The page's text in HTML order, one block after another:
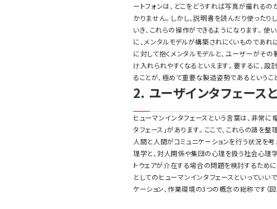
ートフォンは、どこをどうすれば写真が撮れる
かりません。しかし、説明書を読んだり使った
いき、これらの操作ができるようになります。使
に、メンタルモデルが構築されにくいものであ
に対して抱くメンタルモデルと、ユーザーがそ
け入れられやすくなるといえます。要するに、
ることが、極めて重要な製造姿勢であるというこ
2. ユーザインタフェース
ヒューマンインタフェースという言葉は、非常に
タフェース」があります。ここで、これらの語を整
人間と人間がコミュニケーションを行う状況を
理学と、対人関係や集団の心理を扱う社会心理
トウェアが介在する場合の問題を検討するため
としてのヒューマンインタフェースといっていい
ケーション、作業環境の3つの概念の総称です（図2